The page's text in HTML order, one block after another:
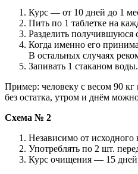
Курс — от 10 дней до 1
Пить по 1 таблетке на
Разделить получившуюся
Когда именно его
В остальных случаях
Запивать 1 стаканом воды.
Пример: человеку с весом 90
без остатка, утром и днём
Схема № 2
Независимо от исходного
Употреблять по 2 шт.
Курс очищения — 15